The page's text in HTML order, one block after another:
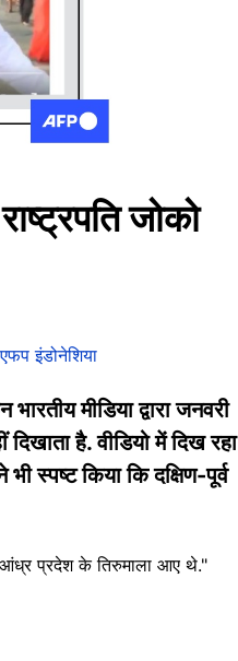
जोको
एफप इंडोनेशिया
मीडिया द्वारा जनवरी
है. वीडियो में दिख रहा
स्पष्ट किया कि दक्षिण-पूर्व
आंध्र प्रदेश के तिरुमाला आए थे."